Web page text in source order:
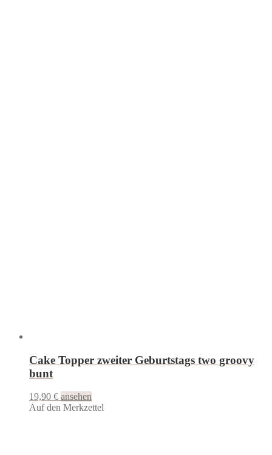
Cake Topper zweiter Geburtstags two groovy
bunt
19,90 € ansehen
Auf den Merkzettel